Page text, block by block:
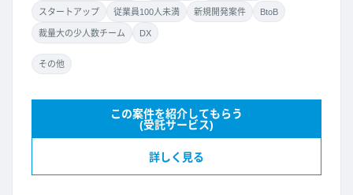
スタートアップ 従業員100人未満 新規開発案件 BtoB
裁量大の少人数チーム DX
その他
詳しく見る
この案件を紹介してもらう
(受託サービス)